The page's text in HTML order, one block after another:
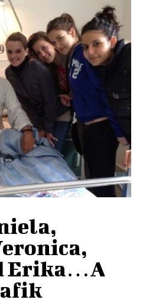
Erika…A